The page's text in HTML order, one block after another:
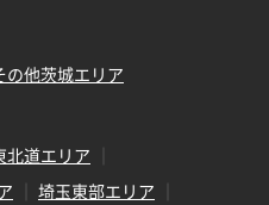
の他茨城エリア
北道エリア
埼玉東部エリア